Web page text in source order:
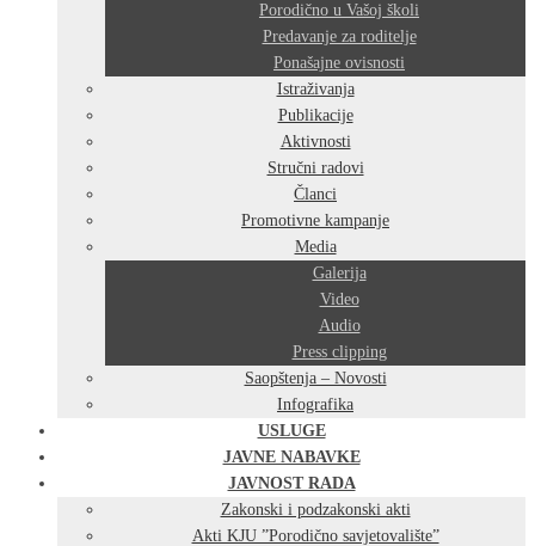
Porodično u Vašoj školi
Predavanje za roditelje
Ponašajne ovisnosti
Istraživanja
Publikacije
Aktivnosti
Stručni radovi
Članci
Promotivne kampanje
Media
Galerija
Video
Audio
Press clipping
Saopštenja – Novosti
Infografika
USLUGE
JAVNE NABAVKE
JAVNOST RADA
Zakonski i podzakonski akti
Akti KJU ”Porodično savjetovalište”